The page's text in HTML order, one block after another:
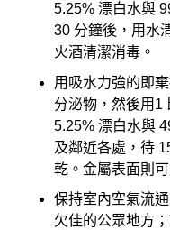
5.25% 漂白水與
30 分鐘後，用水
火酒清潔消毒。
用吸水力強的即
分泌物，然後用1
5.25% 漂白水與
及鄰近各處，待
乾。金屬表面則
保持室內空氣流
欠佳的公眾地方